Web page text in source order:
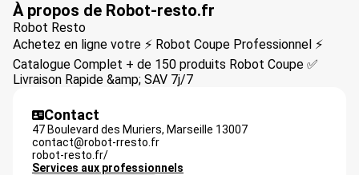
À propos de Robot-resto.fr
Robot Resto
Achetez en ligne votre ⚡ Robot Coupe Professionnel ⚡
Catalogue Complet + de 150 produits Robot Coupe ✅
Livraison Rapide &amp; SAV 7j/7
Contact
47 Boulevard des Muriers, Marseille 13007
contact@robot-rresto.fr
robot-resto.fr/
Services aux professionnels